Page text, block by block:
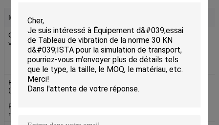
Modèle
Générateur de
vibrations
VG300/40 VG300/50
VG1000/50
Pour les
véhicules à
moteur
électrique
Fréquence
((Hz)
Force de sortie
maximale (kg.f)